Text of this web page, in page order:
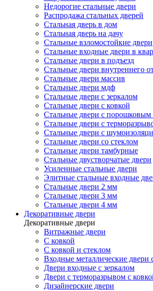
Недорогие стальные двери
Распродажа стальных дверей
Стальная дверь в дом
Стальная дверь на дачу
Стальные взломостойкие двери
Стальные входные двери в
Стальные двери в подъезд
Стальные двери внутреннего
Стальные двери массив
Стальные двери мдф
Стальные двери с зеркалом
Стальные двери с ковкой
Стальные двери с
Стальные двери с
Стальные двери с
Стальные двери со стеклом
Стальные двери тамбурные
Стальные двустворчатые двери
Усиленные стальные двери
Элитные стальные входные
Стальные двери 2 мм
Стальные двери 3 мм
Стальные двери 4 мм
Декоративные двери
Декоративные двери
Витражные двери
С ковкой
С ковкой и стеклом
Входные металлические двери
Двери входные с зеркалом
Двери с терморазрывом с
Дизайнерские двери